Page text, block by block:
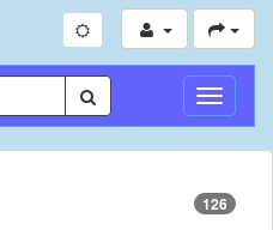
Toggle
126